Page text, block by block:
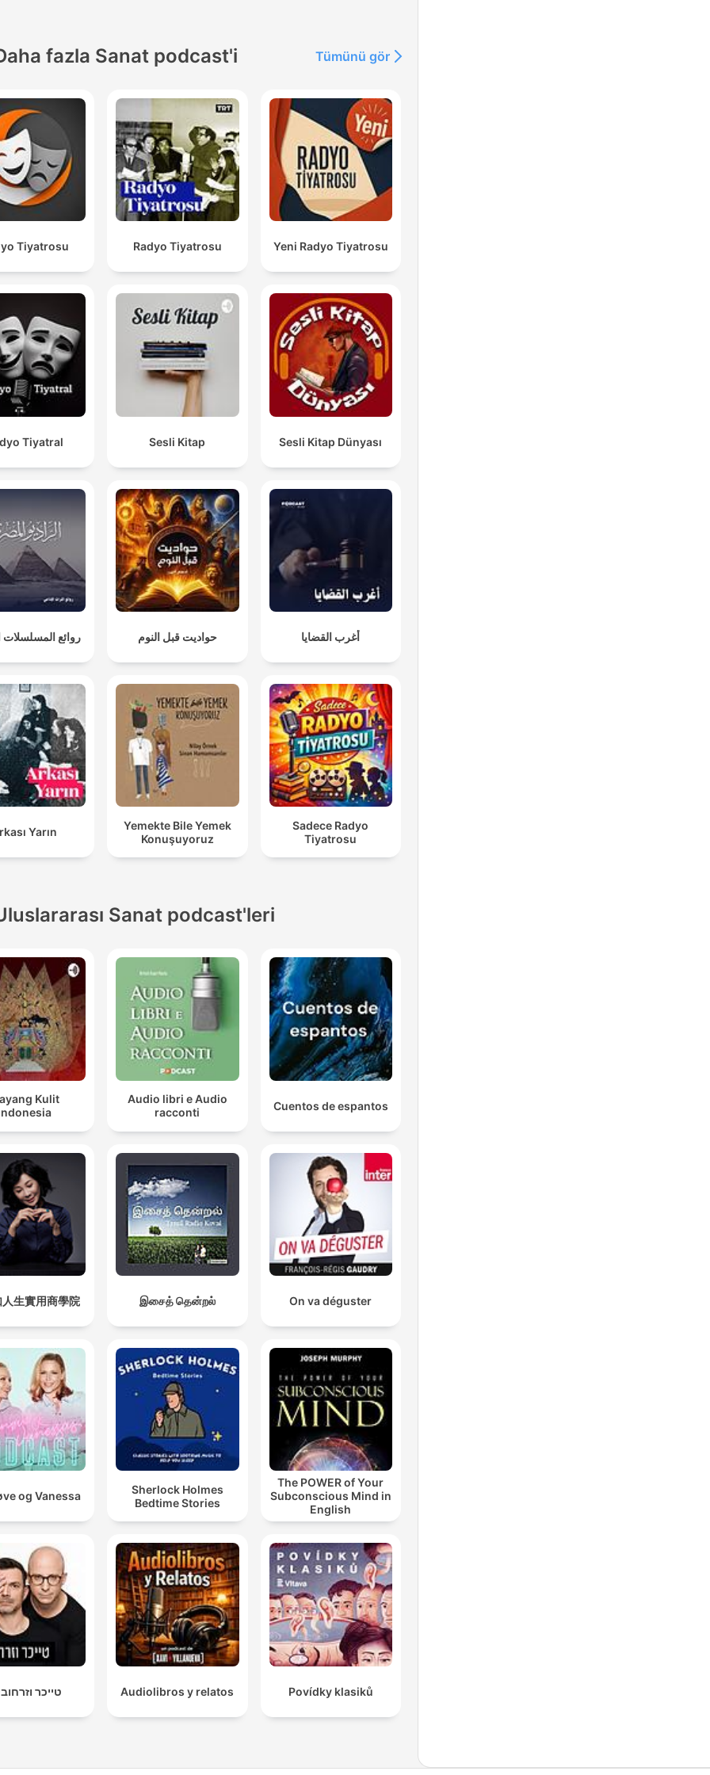
fazla Sanat podcast'i Tümünü gör
Tiyatrosu Radyo Tiyatrosu Yeni Radyo Tiyatrosu
Tiyatral Sesli Kitap Sesli Kitap Dünyası
روائع المسلسلات حواديت قبل النوم أغرب القضايا
Yarın
Yemekte Bile Yemek
Konuşuyoruz
Sadece Radyo
Tiyatrosu
Sanat podcast'leri
Kulit
Audio libri e Audio
racconti
Cuentos de espantos
生實用商學院 இசைத் தென்றல் On va déguster
og Vanessa
Sherlock Holmes
Bedtime Stories
The POWER of Your
Subconscious Mind in
English
טייכר Audiolibros y relatos Povídky klasiků